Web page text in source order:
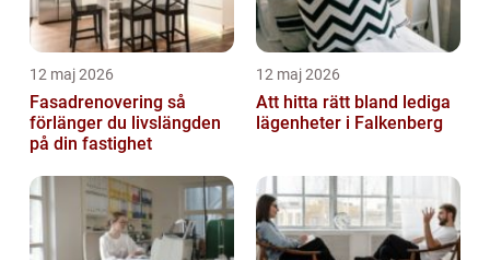
12 maj 2026
Fasadrenovering så
förlänger du livslängden
på din fastighet
12 maj 2026
Att hitta rätt bland lediga
lägenheter i Falkenberg